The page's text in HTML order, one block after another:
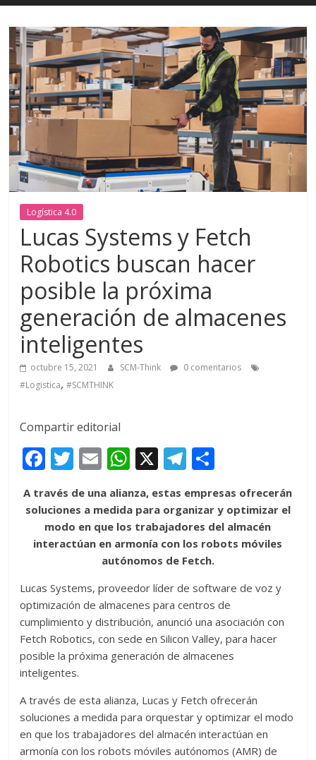
Logística 4.0
Lucas Systems y Fetch
Robotics buscan hacer
posible la próxima
generación de almacenes
inteligentes
octubre 15, 2021 SCM-Think
0 comentarios
#Logistica,#SCMTHINK
Compartir editorial
F
ac
e
b
o
k
T
w
itt
er
E
m
ai
l
W
at
s
A
p
p
X T
e
gr
a
m
m
p
ar
r
A través de una alianza, estas empresas ofrecerán
soluciones a medida para organizar y optimizar el
modo en que los trabajadores del almacén
interactúan en armonía con los robots móviles
autónomos de Fetch.
Lucas Systems, proveedor líder de software de voz y
optimización de almacenes para centros de
cumplimiento y distribución, anunció una asociación con
Fetch Robotics, con sede en Silicon Valley, para hacer
posible la próxima generación de almacenes
inteligentes.
A través de esta alianza, Lucas y Fetch ofrecerán
soluciones a medida para orquestar y optimizar el modo
en que los trabajadores del almacén interactúan en
armonía con los robots móviles autónomos (AMR) de